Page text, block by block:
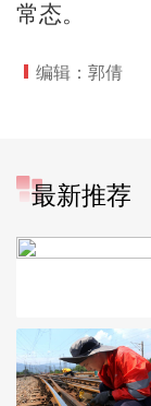
常态。
编辑：郭倩
最新推荐